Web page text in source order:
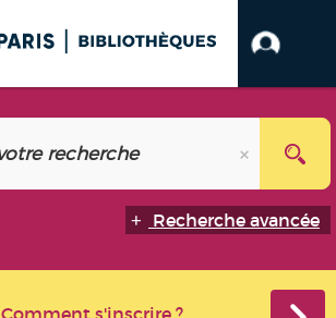
Recherche avancée
Comment s'inscrire ?